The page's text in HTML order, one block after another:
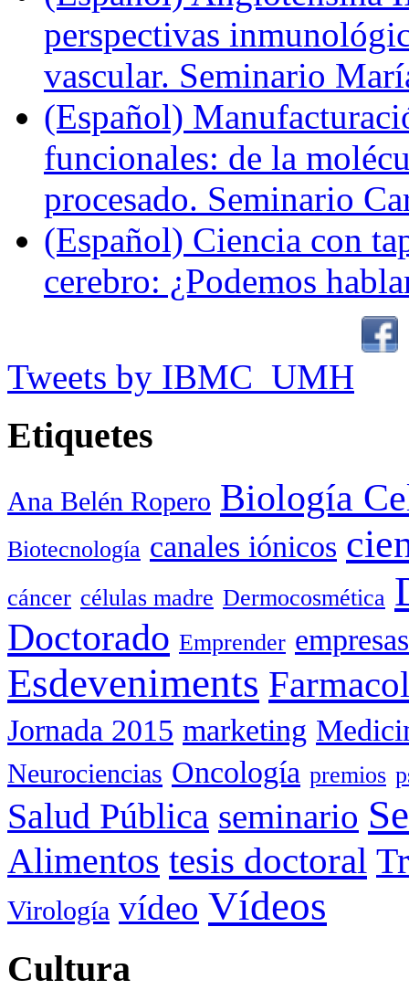
perspectivas
vascular. Seminario
(Español)
funcionales: de la
procesado. Seminario
(Español) Ciencia con
cerebro: ¿Podemos
Tweets by IBMC_UMH
Etiquetes
Ana Belén Ropero Biología
Biotecnología canales iónicos
cáncer células madre Dermocosmética
Doctorado Emprender empresas
Esdeveniments
Jornada 2015 marketing
Neurociencias Oncología premios
Salud Pública seminario
Alimentos tesis doctoral
Virología vídeo Vídeos
Cultura